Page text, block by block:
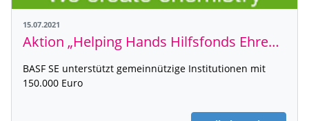
15.07.2021
Aktion „Helping Hands Hilfsfonds Ehrenamt“
BASF SE unterstützt gemeinnützige Institutionen mit
150.000 Euro